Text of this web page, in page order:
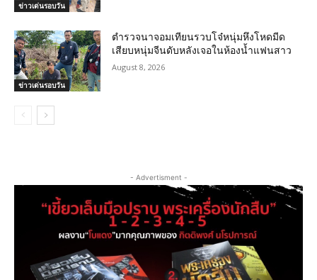
ข่าวเด่นรอบวัน
ข่าวเด่นรอบวัน
ตำรวจนาจอมเทียนรวบโจ๋หนุ่มหึงโหดมีด
เสียบหนุ่มจีนดับหลังเจอในห้องน้ำแฟนสาว
August 8, 2026
- Advertisment -